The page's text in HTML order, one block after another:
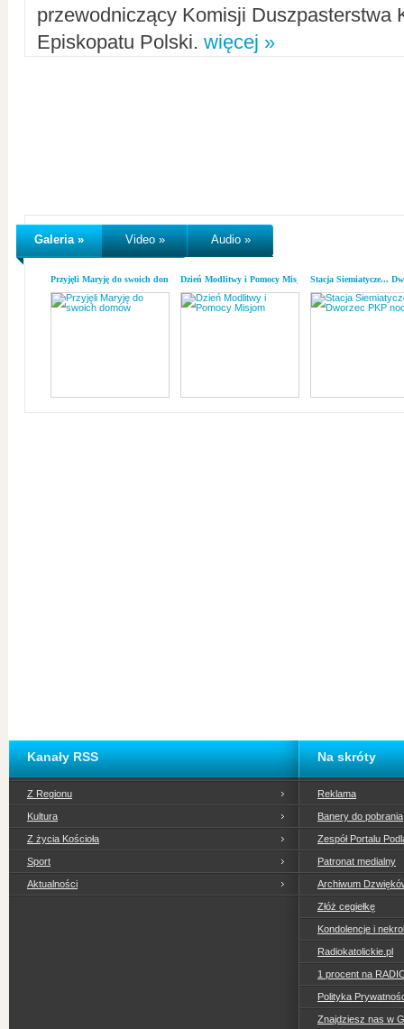
przewodniczący Komisji Duszpasterstwa
Episkopatu Polski. więcej »
Galeria » Video » Audio »
Przyjęli Maryję do swoich domówDzień Modlitwy i Pomocy MisjomStacja Siemiatycze...
Kanały RSS
Z Regionu
Kultura
Z życia Kościoła
Sport
Aktualności
Na skróty
Reklama
Banery do pobrania
Zespół Portalu
Patronat medialny
Archiwum
Złóż cegiełkę
Kondolencje i
Radiokatolickie.pl
1 procent na
Polityka
Znajdziesz nas w